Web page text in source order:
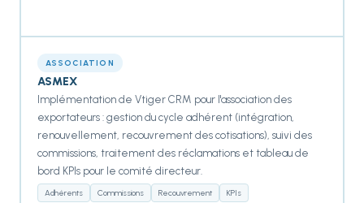
ASSOCIATION
ASMEX
Implémentation de Vtiger CRM pour l'association des
exportateurs : gestion du cycle adhérent (intégration,
renouvellement, recouvrement des cotisations), suivi des
commissions, traitement des réclamations et tableau de
bord KPIs pour le comité directeur.
Adhérents Commissions Recouvrement KPIs